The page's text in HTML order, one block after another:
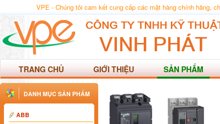
VPE - Chúng tôi cam kết cung cấp các mặt hàng chính hãng,
TRANG CHỦ GIỚI THIỆU SẢN PHẨM
DANH MỤC SẢN PHẨM
ABB